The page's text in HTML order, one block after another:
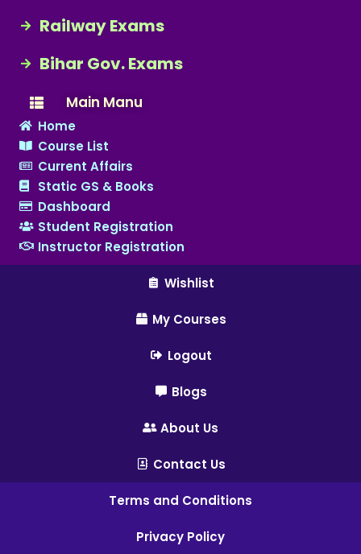
Railway Exams
Bihar Gov. Exams
Main Manu
Home
Course List
Current Affairs
Static GS & Books
Dashboard
Student Registration
Instructor Registration
Wishlist
My Courses
Logout
Blogs
About Us
Contact Us
Terms and Conditions
Privacy Policy